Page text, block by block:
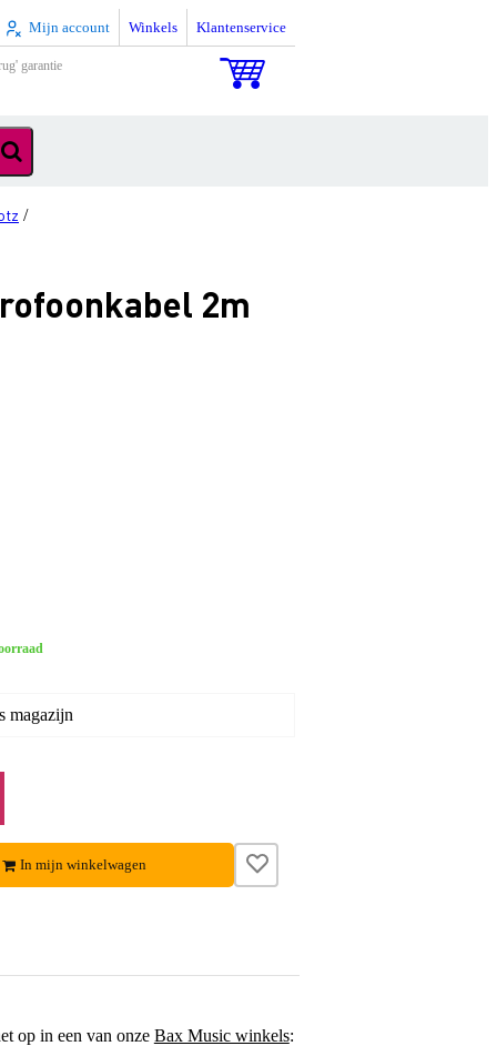
Mijn account Winkels Klantenservice
garantie
/
2m
magazijn
In mijn winkelwagen
op in een van onze Bax Music winkels: